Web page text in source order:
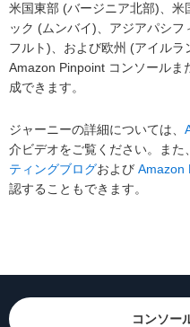
米国東部 (バージニア北部)、米
ック (ムンバイ)、アジアパシ
フルト)、および欧州 (アイル
Amazon Pinpoint コンソールま
成できます。
ジャーニーの詳細については、
介ビデオをご覧ください。また、
ティングブログおよび Amazon
認することもできます。
コンソー